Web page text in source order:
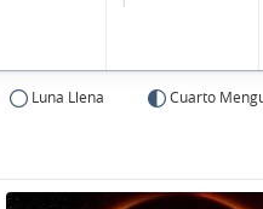
Luna Llena Cuarto